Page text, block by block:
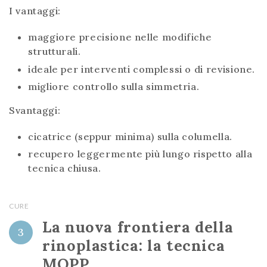
I vantaggi:
maggiore precisione nelle modifiche
strutturali.
ideale per interventi complessi o di revisione.
migliore controllo sulla simmetria.
Svantaggi:
cicatrice (seppur minima) sulla columella.
recupero leggermente più lungo rispetto alla
tecnica chiusa.
CURE
3
La nuova frontiera della
rinoplastica: la tecnica